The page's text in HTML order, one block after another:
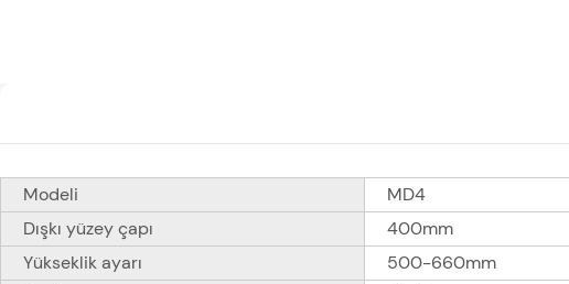
Modeli
MD4
Dışkı yüzey çapı
400mm
Yükseklik ayarı
500-660mm